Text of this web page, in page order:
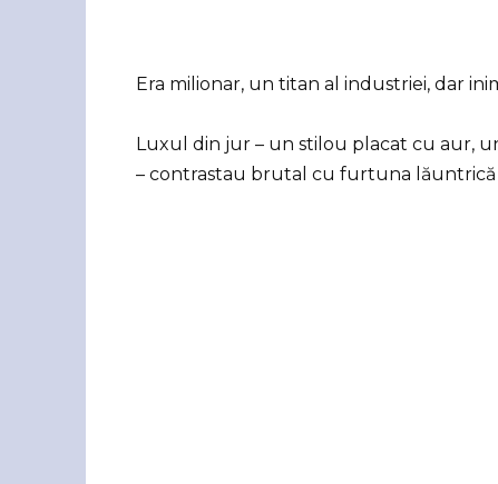
Era milionar, un titan al industriei, dar
Luxul din jur – un stilou placat cu aur,
– contrastau brutal cu furtuna lăuntrică